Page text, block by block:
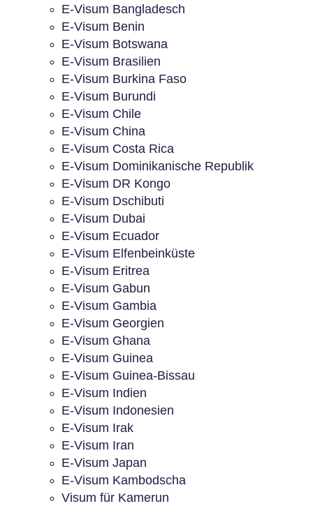
E-Visum Bangladesch
E-Visum Benin
E-Visum Botswana
E-Visum Brasilien
E-Visum Burkina Faso
E-Visum Burundi
E-Visum Chile
E-Visum China
E-Visum Costa Rica
E-Visum Dominikanische Republik
E-Visum DR Kongo
E-Visum Dschibuti
E-Visum Dubai
E-Visum Ecuador
E-Visum Elfenbeinküste
E-Visum Eritrea
E-Visum Gabun
E-Visum Gambia
E-Visum Georgien
E-Visum Ghana
E-Visum Guinea
E-Visum Guinea-Bissau
E-Visum Indien
E-Visum Indonesien
E-Visum Irak
E-Visum Iran
E-Visum Japan
E-Visum Kambodscha
Visum für Kamerun